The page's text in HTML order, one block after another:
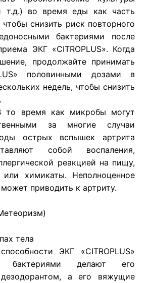
т.д.) во время еды как часть
чтобы снизить риск повторного
бактериями после
ЭКГ «CITROPLUS». Когда
продолжайте принимать
половинными дозами в
недель, чтобы снизить
то время как микробы могут
за многие случаи
острых вспышек артрита
собой воспаления,
реакцией на пищу,
или химикаты. Неполноценное
приводить к артриту.
тела
ЭКГ «CITROPLUS»
бактериями делают его
а его вяжущие